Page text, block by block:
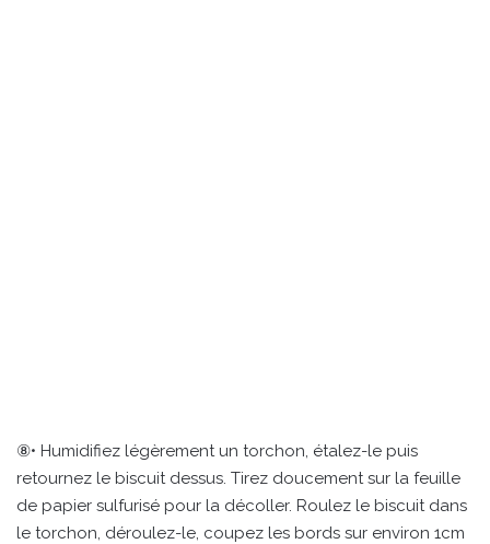
⑧• Humidifiez légèrement un torchon, étalez-le puis
retournez le biscuit dessus. Tirez doucement sur la feuille
de papier sulfurisé pour la décoller. Roulez le biscuit dans
le torchon, déroulez-le, coupez les bords sur environ 1cm